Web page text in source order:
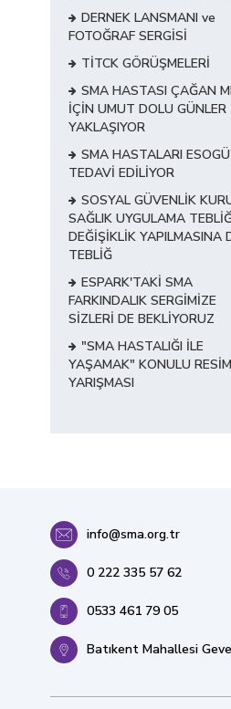
DERNEK LANSMANI ve
FOTOĞRAF SERGİSİ
TİTCK GÖRÜŞMELERİ
SMA HASTASI ÇAĞAN
İÇİN UMUT DOLU GÜNLER
YAKLAŞIYOR
SMA HASTALARI
TEDAVİ EDİLİYOR
SOSYAL GÜVENLİK
SAĞLIK UYGULAMA
DEĞİŞİKLİK YAPILMASINA
TEBLİĞ
ESPARK'TAKİ SMA
FARKINDALIK SERGİMİZE
SİZLERİ DE BEKLİYORUZ
"SMA HASTALIĞI İLE
YAŞAMAK" KONULU RESİM
YARIŞMASI
info@sma.org.tr
0 222 335 57 62
0533 461 79 05
Batıkent Mahallesi